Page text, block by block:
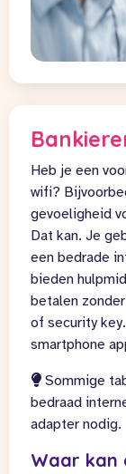
Heb je een
wifi?
gevoeligheid
Dat kan. Je
een bedrade
bieden
betalen
of security
smartphone
Sommige
bedraad
adapter nodig.
Waar kan